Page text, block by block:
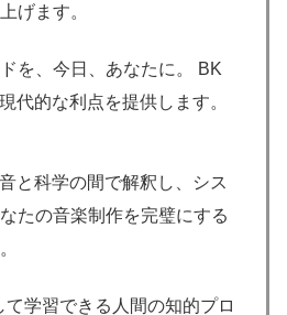
げます。
を、今日、あなたに。 BK
代的な利点を提供します。
と科学の間で解釈し、シス
たの音楽制作を完璧にする
学習できる人間の知的プロ